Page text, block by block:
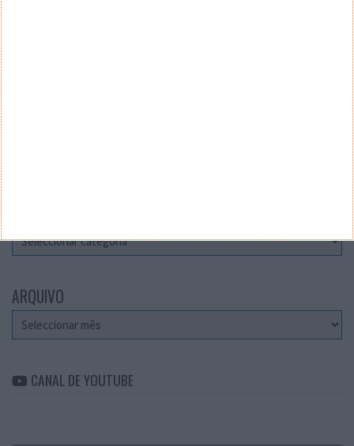
ARQUIVO
Arquivo
CANAL DE YOUTUBE